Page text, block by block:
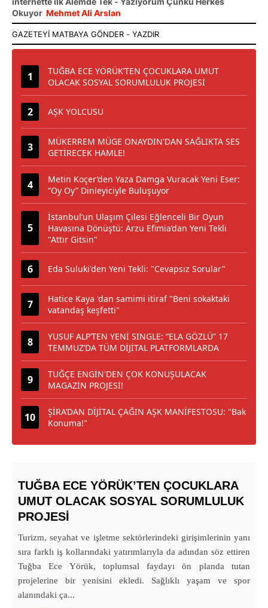
Okuyor Mehmet Ali Arslan
TUĞBA ECE YÖRÜK’TEN ÇOCUKLARA UMUT
OLACAK SOSYAL SORUMLULUK PROJESİ
AŞK YOLCUSU
MÜKERREM MÜGE ONAYDIN'DAN SAĞLIKTA SES
GETİRECEK HAMLE!
Metin Koçer’den Yaza Damga Vuracak Yeni Eser:
“Oy Oy” Dinleyiciyle Buluşuyor
İstanbul’un Ulaşım Çilesi Eğlenceli Bir Oyun
Havasına Dönüştü: Arzu Efimia’dan Yeni Tekli
"Attır Gitsin"
Eda Suluki'den Yeni Tekli: "Cevapsız Sorular"
Hatice Kaya 'dan samimi itiraf "Beni sokaktaki
vatandaş keşfetti"
YUSUF ALP’TEN YENİ SINGLE: “ELA GÖZLÜ” 17
TEMMUZ’DA TÜM DİJİTAL PLATFORMLARDA
TUĞÇE ENGİN'DEN ÇOK KONUŞULACAK
MAGAZİN PROJESİ!
ŞİRA’DAN DİJİTAL ÇAĞIN AŞK MANİFESTOSU: "Bak
Konuma!"
TUĞBA ECE YÖRÜK’TEN ÇOCUKLARA
UMUT OLACAK SOSYAL SORUMLULUK
PROJESİ
Turizm, seyahat ve işletme sektörlerindeki girişimlerinin yanı
sıra farklı iş kollarındaki yatırımlarıyla da adından söz ettiren
Tuğba Ece Yörük, toplumsal faydayı ön planda tutan
projelerine bir yenisini ekledi. Sağlıklı yaşam ve spor
alanındaki ça...